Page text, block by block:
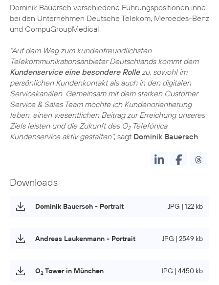
Dominik Bauersch verschiedene Führungspositionen inne
bei den Unternehmen Deutsche Telekom, Mercedes-Benz
und CompuGroupMedical.
"Auf dem Weg zum kundenfreundlichsten
Telekommunikations­anbieter Deutschlands kommt dem
Kundenservice eine besondere Rollezu, sowohl im
persönlichen Kundenkontakt als auch in den digitalen
Servicekanälen. Gemeinsam mit dem starken Customer
Service & Sales Team möchte ich Kundenorientierung
leben, einen wesentlichen Beitrag zur Erreichung unseres
Ziels leisten und die Zukunft des O2Telefónica
Kundenservice aktiv gestalten", sagt Dominik Bauersch.
Downloads
Dominik Bauersch - Portrait JPG | 122 kb
Andreas Laukenmann - Portrait JPG | 2549 kb
O2 Tower in München JPG | 4450 kb